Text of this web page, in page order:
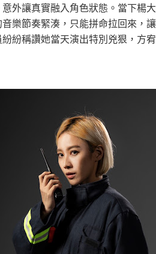
外讓真實融入角色狀態。當下楊
樂節奏緊湊，只能拼命拉回來，
紛稱讚她當天演出特別兇狠，方